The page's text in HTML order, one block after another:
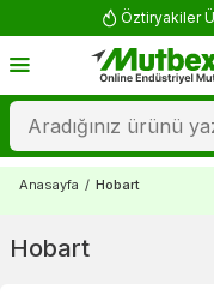
Öztiryakiler
Anasayfa / Hobart
Hobart